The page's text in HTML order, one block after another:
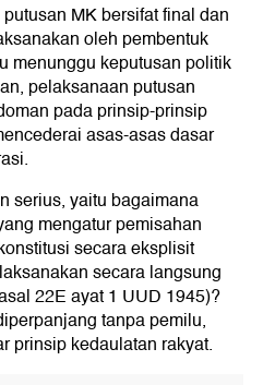
MK bersifat final dan
oleh pembentuk
menunggu keputusan politik
pelaksanaan putusan
pada prinsip-prinsip
asas-asas dasar
serius, yaitu bagaimana
mengatur pemisahan
secara eksplisit
secara langsung
22E ayat 1 UUD 1945)?
tanpa pemilu,
prinsip kedaulatan rakyat.